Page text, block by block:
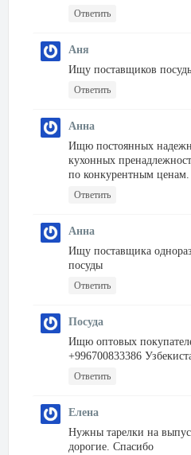
Ответить
Аня
Ищу поставщиков
Ответить
Анна
Ищю постоянных
кухонных
по конкурентным ценам.
Ответить
Анна
Ищу поставщика
посуды
Ответить
Посуда
Ищю оптовых
+996700833386
Ответить
Елена
Нужны тарелки на
дорогие. Спасибо